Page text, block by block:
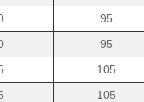
95
95
105
105